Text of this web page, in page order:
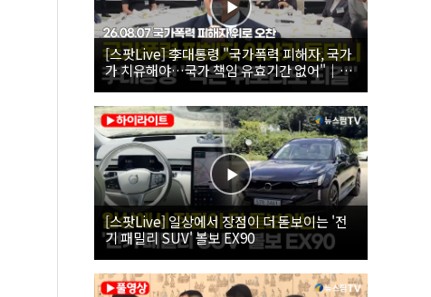
[스팟Live] 李대통령 "국가폭력 피해자, 국가
가 치유해야…국가 책임 유효기간 없어"｜
26.08.07 국가폭력 피해자 위로 오찬
[스팟Live] 일상에서 장점이 더 돋보이는 '전
기 패밀리 SUV' 볼보 EX90